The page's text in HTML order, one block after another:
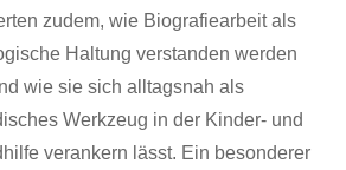
zudem, wie Biografiearbeit als
Haltung verstanden werden
wie sie sich alltagsnah als
Werkzeug in der Kinder- und
verankern lässt. Ein besonderer